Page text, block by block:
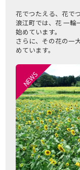
花でつたえる、花で
浪江町では、花 一輪
始めています。
さらに、その花の一
めています。